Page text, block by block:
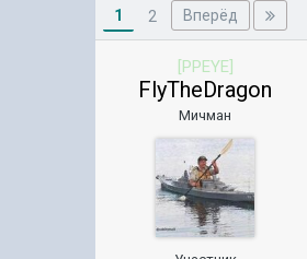
1 2 Вперёд
[PPEYE]
FlyTheDragon
Мичман